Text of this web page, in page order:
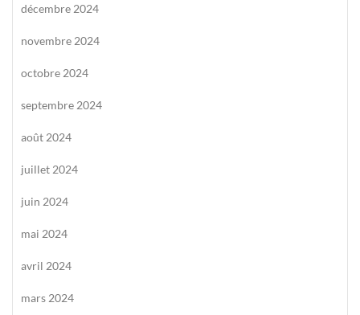
décembre 2024
novembre 2024
octobre 2024
septembre 2024
août 2024
juillet 2024
juin 2024
mai 2024
avril 2024
mars 2024